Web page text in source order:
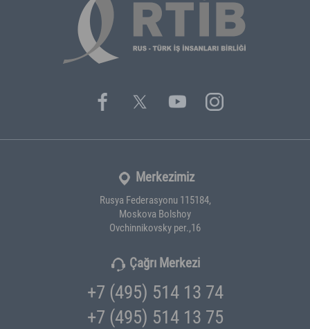
Merkezimiz
Rusya Federasyonu 115184,
Moskova Bolshoy
Ovchinnikovsky per.,16
Çağrı Merkezi
+7 (495) 514 13 74
+7 (495) 514 13 75